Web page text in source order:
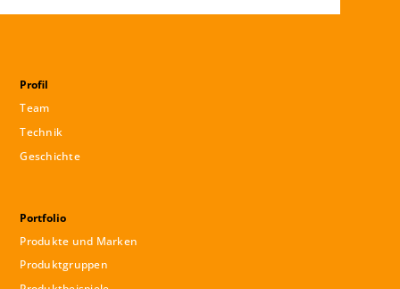
Profil
Team
Technik
Geschichte
Portfolio
Produkte und Marken
Produktgruppen